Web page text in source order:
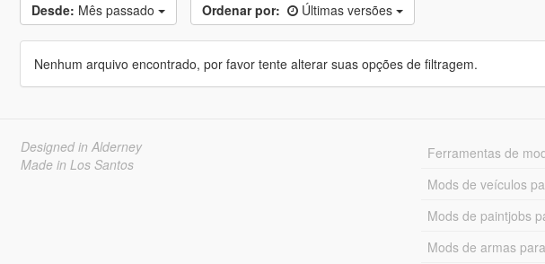
Desde: Mês passado Ordenar por: Últimas versões
Nenhum arquivo encontrado, por favor tente alterar suas opções de filtragem.
Designed in Alderney
Made in Los Santos
Ferramentas de
Mods de veículos
Mods de paintjobs
Mods de armas